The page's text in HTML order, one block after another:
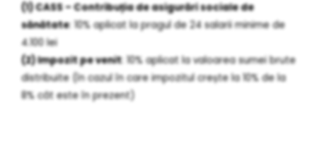
(1) CASS – Contribuția de asigurări sociale de
sănătate: 10% aplicat la pragul de 24 salarii minime de
4.100 lei
(2) Impozit pe venit: 10% aplicat la valoarea sumei brute
distribuite (în cazul în care impozitul crește la 10% de la
8% cât este în prezent)